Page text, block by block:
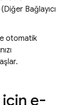
(Diğer Bağlayıcı
otomatik
e-